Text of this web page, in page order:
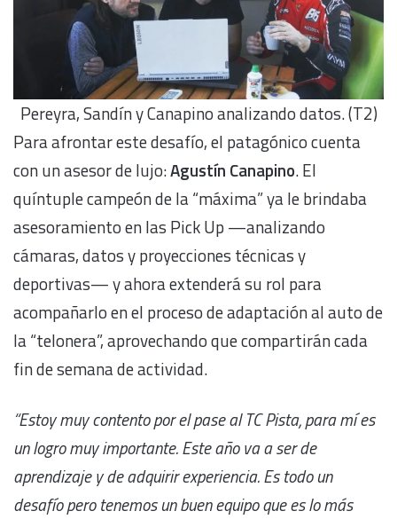
Pereyra, Sandín y Canapino analizando datos. (T2)
Para afrontar este desafío, el patagónico cuenta
con un asesor de lujo:Agustín Canapino. El
quíntuple campeón de la “máxima” ya le brindaba
asesoramiento en las Pick Up —analizando
cámaras, datos y proyecciones técnicas y
deportivas— y ahora extenderá su rol para
acompañarlo en el proceso de adaptación al auto de
la “telonera”, aprovechando que compartirán cada
fin de semana de actividad.
“Estoy muy contento por el pase al TC Pista, para mí es
un logro muy importante. Este año va a ser de
aprendizaje y de adquirir experiencia. Es todo un
desafío pero tenemos un buen equipo que es lo más